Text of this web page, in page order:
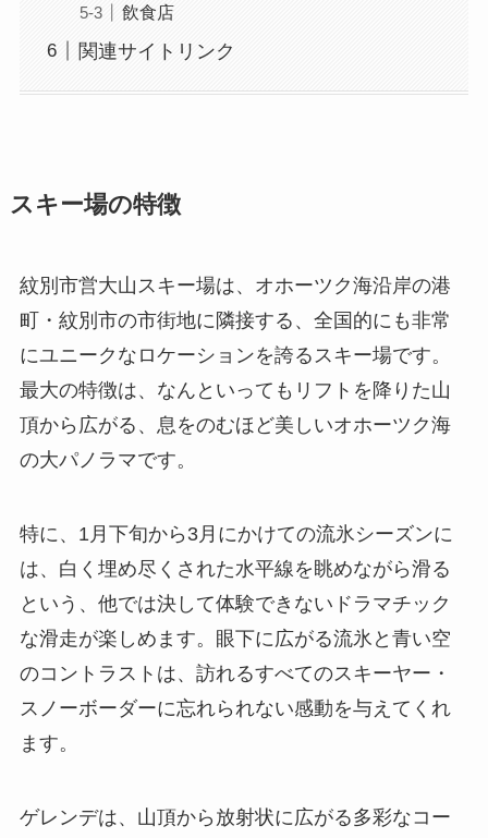
飲食店
関連サイトリンク
スキー場の特徴
紋別市営大山スキー場は、オホーツク海沿岸の港
町・紋別市の市街地に隣接する、全国的にも非常
にユニークなロケーションを誇るスキー場です。
最大の特徴は、なんといってもリフトを降りた山
頂から広がる、息をのむほど美しいオホーツク海
の大パノラマです。
特に、1月下旬から3月にかけての流氷シーズンに
は、白く埋め尽くされた水平線を眺めながら滑る
という、他では決して体験できないドラマチック
な滑走が楽しめます。眼下に広がる流氷と青い空
のコントラストは、訪れるすべてのスキーヤー・
スノーボーダーに忘れられない感動を与えてくれ
ます。
ゲレンデは、山頂から放射状に広がる多彩なコー